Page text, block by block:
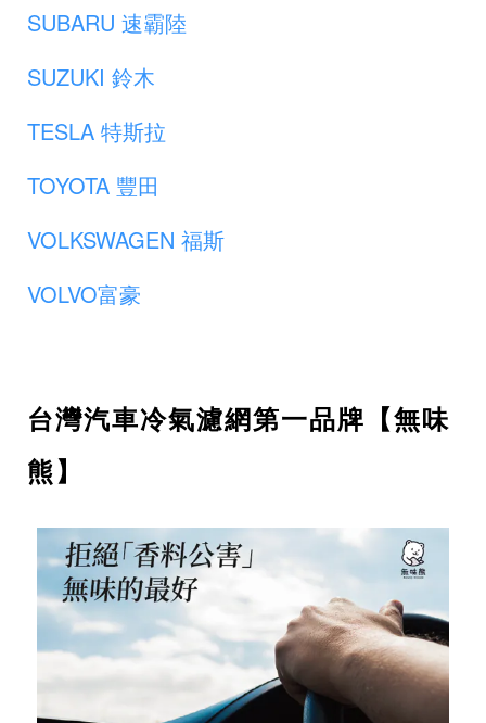
SUBARU 速霸陸
SUZUKI 鈴木
TESLA 特斯拉
TOYOTA 豐田
VOLKSWAGEN 福斯
VOLVO富豪
台灣汽車冷氣濾網第一品牌【無味
熊】